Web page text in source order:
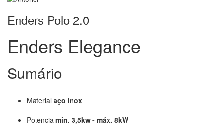
Enders Polo 2.0
Enders Elegance
Sumário
Material aço inox
Potencia min. 3,5kw - máx. 8kW